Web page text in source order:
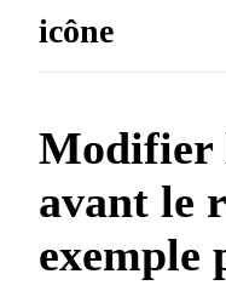
icône
Modifier
avant le
exemple